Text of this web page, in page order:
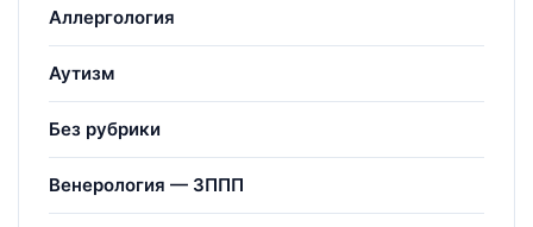
Аллергология
Аутизм
Без рубрики
Венерология — ЗППП